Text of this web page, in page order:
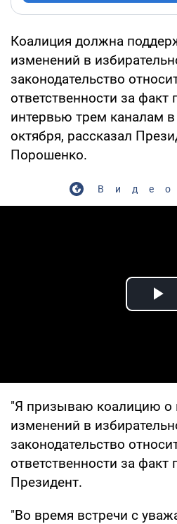
Коалиция должна
изменений в
законодательство
ответственности за факт
интервью трем каналам в
октября, рассказал
Порошенко.
"Я призываю коалицию о
изменений в
законодательство
ответственности за факт
Президент.
"Во время встречи с